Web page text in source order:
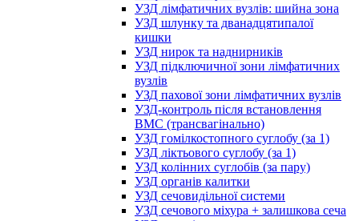
УЗД лімфатичних вузлів: шийна зона
УЗД шлунку та дванадцятипалої
кишки
УЗД нирок та наднирників
УЗД підключичної зони лімфатичних
вузлів
УЗД пахової зони лімфатичних вузлів
УЗД-контроль після встановлення
ВМС (трансвагінально)
УЗД гомілкостопного суглобу (за 1)
УЗД ліктьового суглобу (за 1)
УЗД колінних суглобів (за пару)
УЗД органів калитки
УЗД сечовидільної системи
УЗД сечового міхура + залишкова сеча